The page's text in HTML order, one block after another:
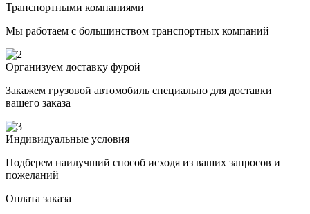
Транспортными компаниями
Мы работаем с большинством транспортных компаний
Организуем доставку фурой
Закажем грузовой автомобиль специально для доставки
вашего заказа
Индивидуальные условия
Подберем наилучший способ исходя из ваших запросов и
пожеланий
Оплата заказа